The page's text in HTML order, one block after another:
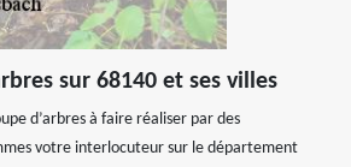
sur 68140 et ses villes
d’arbres à faire réaliser par des
votre interlocuteur sur le département